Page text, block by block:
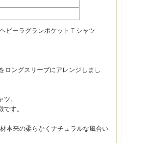
ビーラグランポケットＴシャツ
ロングスリーブにアレンジしまし
。
す。
来の柔らかくナチュラルな風合い